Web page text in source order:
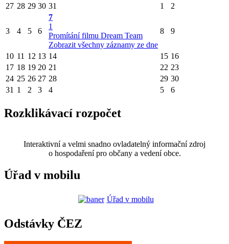
27 28 29 30 31 1 2
3 4 5 6
7
1
Promítání filmu Dream Team
Zobrazit všechny záznamy ze dne
8 9
10 11 12 13 14 15 16
17 18 19 20 21 22 23
24 25 26 27 28 29 30
31 1 2 3 4 5 6
Rozklikávací rozpočet
Interaktivní a velmi snadno ovladatelný informační zdroj
o hospodaření pro občany a vedení obce.
Úřad v mobilu
Úřad v mobilu
Odstávky ČEZ